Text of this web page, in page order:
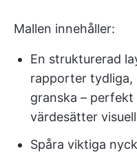
Mallen innehåller:
En strukturerad
rapporter
granska –
värdesätter
Spåra viktiga